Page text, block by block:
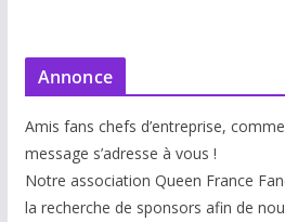
Annonce
Amis fans chefs d’entreprise,
message s’adresse à vous !
Notre association Queen France
la recherche de sponsors afin de